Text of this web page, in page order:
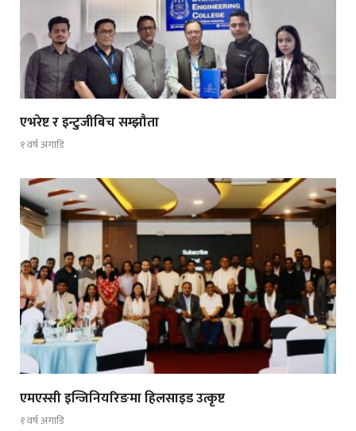
एभरेष्ट र इन्टुजीबिच सम्झौता
१ वर्ष अगाडि
एमएस्सी इन्जिनियरिङमा हिलसाइड उत्कृष्ट
१ वर्ष अगाडि